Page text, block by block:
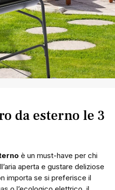
da esterno le 3
è un must-have per chi
aperta e gustare deliziose
importa se si preferisce il